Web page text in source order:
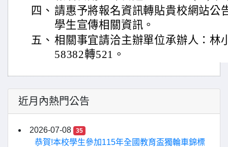
四、 請惠予將報名資訊轉貼貴校網站公
學生宣傳相關資訊。
五、 相關事宜請洽主辦單位承辦人：林
58382轉521。
近月內熱門公告
2026-07-08 35
恭賀!本校學生參加115年全國教育盃獨輪車錦標